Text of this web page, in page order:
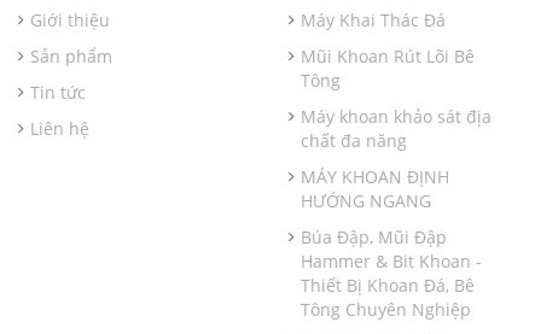
Giới thiệu
Sản phẩm
Tin tức
Liên hệ
Máy Khai Thác Đá
Mũi Khoan Rút Lõi Bê
Tông
Máy khoan khảo sát địa
chất đa năng
MÁY KHOAN ĐỊNH
HƯỚNG NGANG
Búa Đập, Mũi Đập
Hammer & Bit Khoan -
Thiết Bị Khoan Đá, Bê
Tông Chuyên Nghiệp